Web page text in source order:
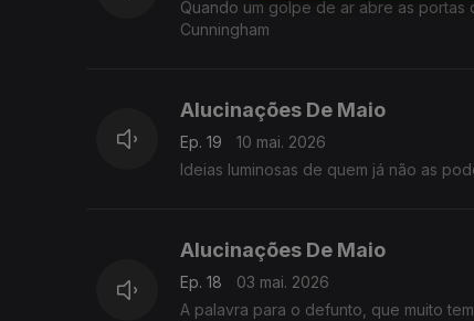
Quando um golpe de ar abre as
Cunningham
Alucinações De Maio
Ep. 19
10 mai. 2026
Ideias luminosas de quem já não as
Alucinações De Maio
Ep. 18
03 mai. 2026
A palavra para o defunto, que muito